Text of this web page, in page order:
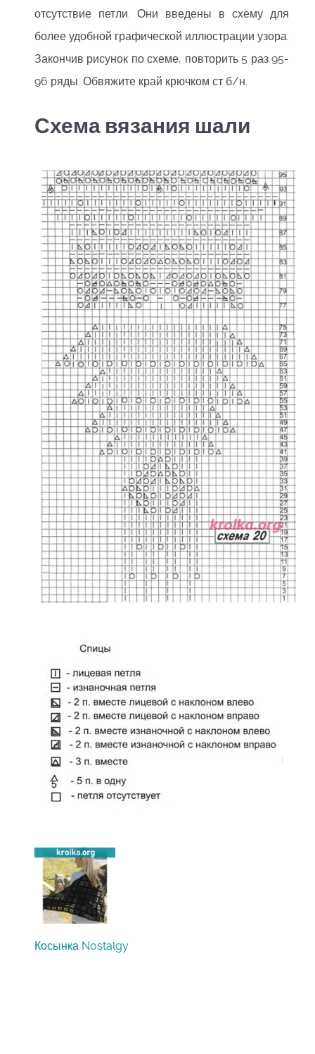
отсутствие петли. Они введены в схему для
более удобной графической иллюстрации узора.
Закончив рисунок по схеме, повторить 5 раз 95-
96 ряды. Обвяжите край крючком ст б/н.
Схема вязания шали
Косынка Nostalgy